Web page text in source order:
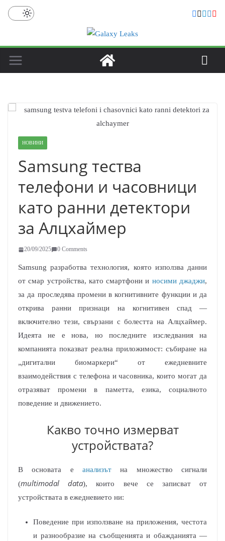
Skip
НОВИНИ
Samsung тества
телефони и часовници
като ранни детектори
за Алцхаймер
20/09/2025 0 Comments
Samsung разработва технология, която използва данни
от смар устройства, като смартфони и носими джаджи,
за да проследява промени в когнитивните функции и да
открива ранни признаци на когнитивен спад —
включително тези, свързани с болестта на Алцхаймер.
Идеята не е нова, но последните изследвания на
компанията показват реална приложимост: събиране на
„дигитални биомаркери“ от ежедневните
взаимодействия с телефона и часовника, които могат да
отразяват промени в паметта, езика, социалното
поведение и движението.
Какво точно измерват
устройствата?
В основата е анализътна множество сигнали
(multimodal data), които вече се записват от
устройствата в ежедневието ни:
Поведение при използване на приложения, честота
и разнообразие на съобщенията и обажданията —